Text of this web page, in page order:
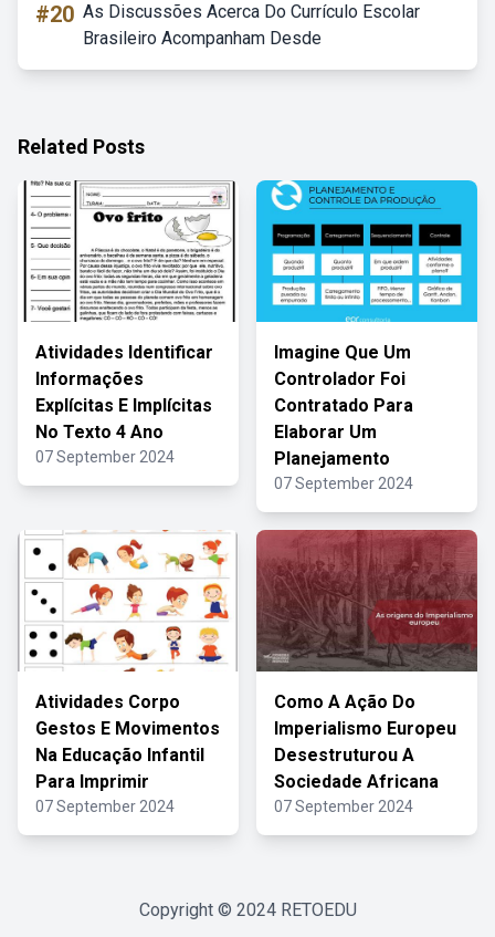
#20 As Discussões Acerca Do Currículo Escolar
Brasileiro Acompanham Desde
Related Posts
Atividades Identificar
Informações
Explícitas E Implícitas
No Texto 4 Ano
07 September 2024
Imagine Que Um
Controlador Foi
Contratado Para
Elaborar Um
Planejamento
07 September 2024
Atividades Corpo
Gestos E Movimentos
Na Educação Infantil
Para Imprimir
07 September 2024
Como A Ação Do
Imperialismo Europeu
Desestruturou A
Sociedade Africana
07 September 2024
Copyright © 2024 RETOEDU